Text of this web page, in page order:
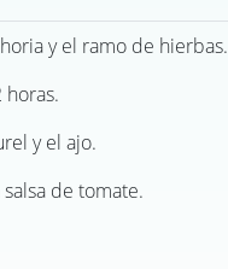
y el ramo de hierbas.
horas.
y el ajo.
de tomate.